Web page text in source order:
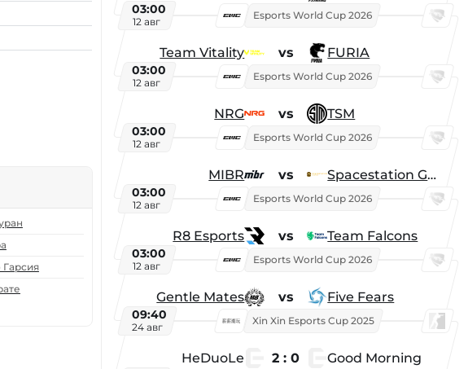
Гарсия
03:00
12 авг
Esports World Cup 2026
Team Vitality vs FURIA
03:00
12 авг
Esports World Cup 2026
NRG vs TSM
03:00
12 авг
Esports World Cup 2026
MIBR vs Spacestation Gaming
03:00
12 авг
Esports World Cup 2026
R8 Esports vs Team Falcons
03:00
12 авг
Esports World Cup 2026
Gentle Mates vs Five Fears
09:40
24 авг
Xin Xin Esports Cup 2025
HeDuoLe 2 : 0 Good Morning